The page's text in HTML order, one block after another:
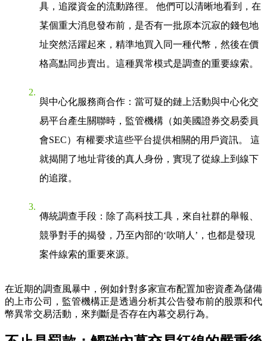
具，追蹤資金的流動路徑。 他們可以清晰地看到，在
某個重大消息發布前，是否有一批原本沉寂的錢包地
址突然活躍起來，精準地買入同一種代幣，然後在價
格高點同步賣出。這種異常模式是調查的重要線索。
與中心化服務商合作 ：當可疑的鏈上活動與中心化交
易平台產生關聯時，監管機構（如美國證券交易委員
會SEC）有權要求這些平台提供相關的用戶資訊。 這
就揭開了地址背後的真人身份，實現了從線上到線下
的追蹤。
傳統調查手段 ：除了高科技工具，來自社群的舉報、
競爭對手的揭發，乃至內部的‘吹哨人’，也都是發現
案件線索的重要來源。
在近期的調查風暴中，例如針對多家宣布配置加密資產為儲備
的上市公司，監管機構正是透過分析其公告發布前的股票和代
幣異常交易活動，來判斷是否存在內幕交易行為。